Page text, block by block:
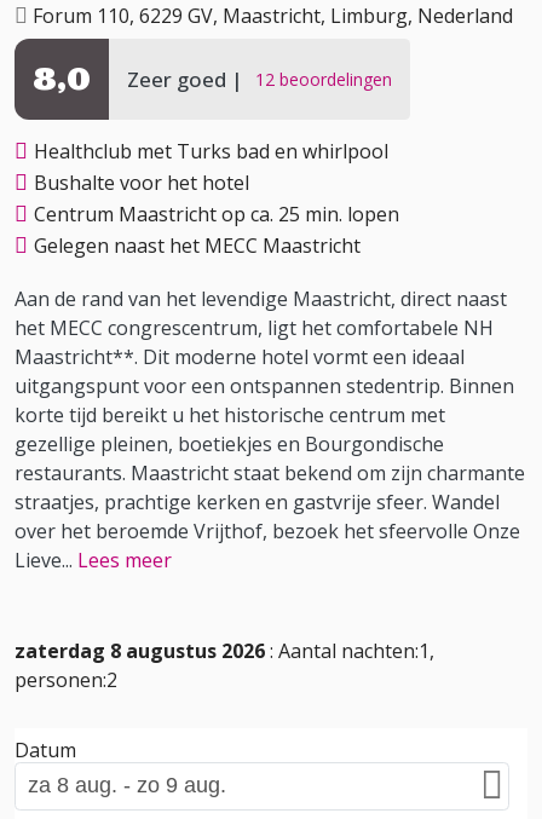
Forum 110, 6229 GV, Maastricht, Limburg, Nederland
Zeer goed 12 beoordelingen
8,0
Healthclub met Turks bad en whirlpool
Bushalte voor het hotel
Centrum Maastricht op ca. 25 min. lopen
Gelegen naast het MECC Maastricht
Aan de rand van het levendige Maastricht, direct naast
het MECC congrescentrum, ligt het comfortabele NH
Maastricht**. Dit moderne hotel vormt een ideaal
uitgangspunt voor een ontspannen stedentrip. Binnen
korte tijd bereikt u het historische centrum met
gezellige pleinen, boetiekjes en Bourgondische
restaurants. Maastricht staat bekend om zijn charmante
straatjes, prachtige kerken en gastvrije sfeer. Wandel
over het beroemde Vrijthof, bezoek het sfeervolle Onze
Lieve... Lees meer
zaterdag 8 augustus 2026: Aantal nachten:1,
personen:2
Datum